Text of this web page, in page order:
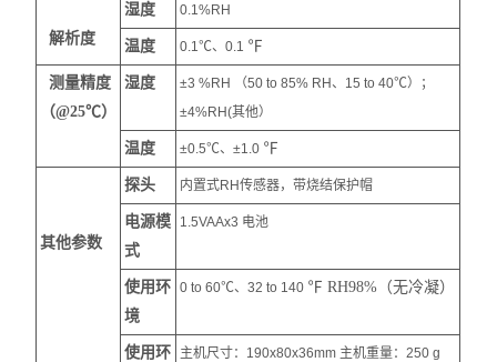
解析度
湿度 0.1%RH
温度 0.1℃、0.1 ℉
测量精度
（@25℃）
湿度
±3 %RH （50 to 85% RH、15 to 40℃）；
±4%RH(其他）
温度 ±0.5℃、±1.0 ℉
其他参数
探头 内置式RH传感器，带烧结保护帽
电源模
式
1.5VAAx3 电池
使用环
境
0 to 60℃、32 to 140 ℉ RH98%（无冷凝）
使用环
主机尺寸：190x80x36mm 主机重量：250 g